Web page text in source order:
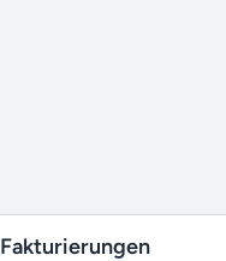
Fakturierungen